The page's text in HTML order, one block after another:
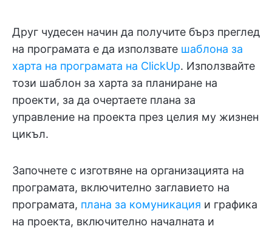
Друг чудесен начин да получите бърз преглед
на програмата е да използвате шаблона за
харта на програмата на ClickUp. Използвайте
този шаблон за харта за планиране на
проекти, за да очертаете плана за
управление на проекта през целия му жизнен
цикъл.
Започнете с изготвяне на организацията на
програмата, включително заглавието на
програмата, плана за комуникация и графика
на проекта, включително началната и